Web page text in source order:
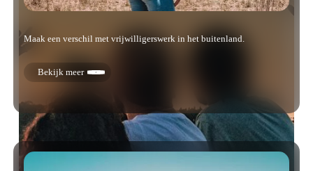
Maak een verschil met vrijwilligerswerk in het buitenland.
Bekijk meer